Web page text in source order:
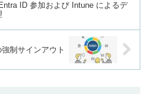
ID 参加および Intune によるデ
制サインアウト